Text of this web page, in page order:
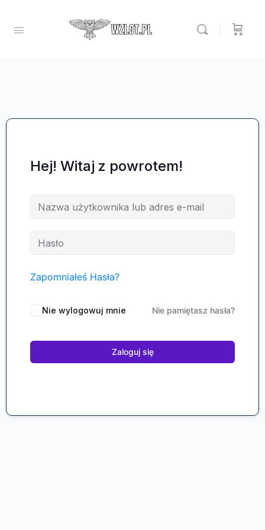
Hej! Witaj z powrotem!
Zapomniałeś Hasła?
Nie wylogowuj mnie Nie pamiętasz hasła?
Zaloguj się